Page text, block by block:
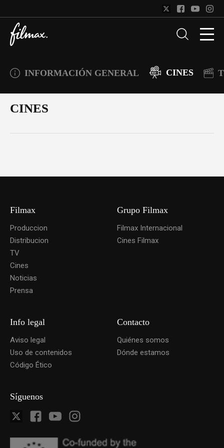
INFORMACIÓN GENERAL CINES
CINES
Filmax
Produccion
Distribucion
TV
Cines
Noticias
Prensa
Grupo Filmax
Filmax Internacional
Cines Filmax
Info legal
Aviso legal
Uso de contenidos
Código Ético
Contacto
Quiénes somos
Dónde estamos
Síguenos